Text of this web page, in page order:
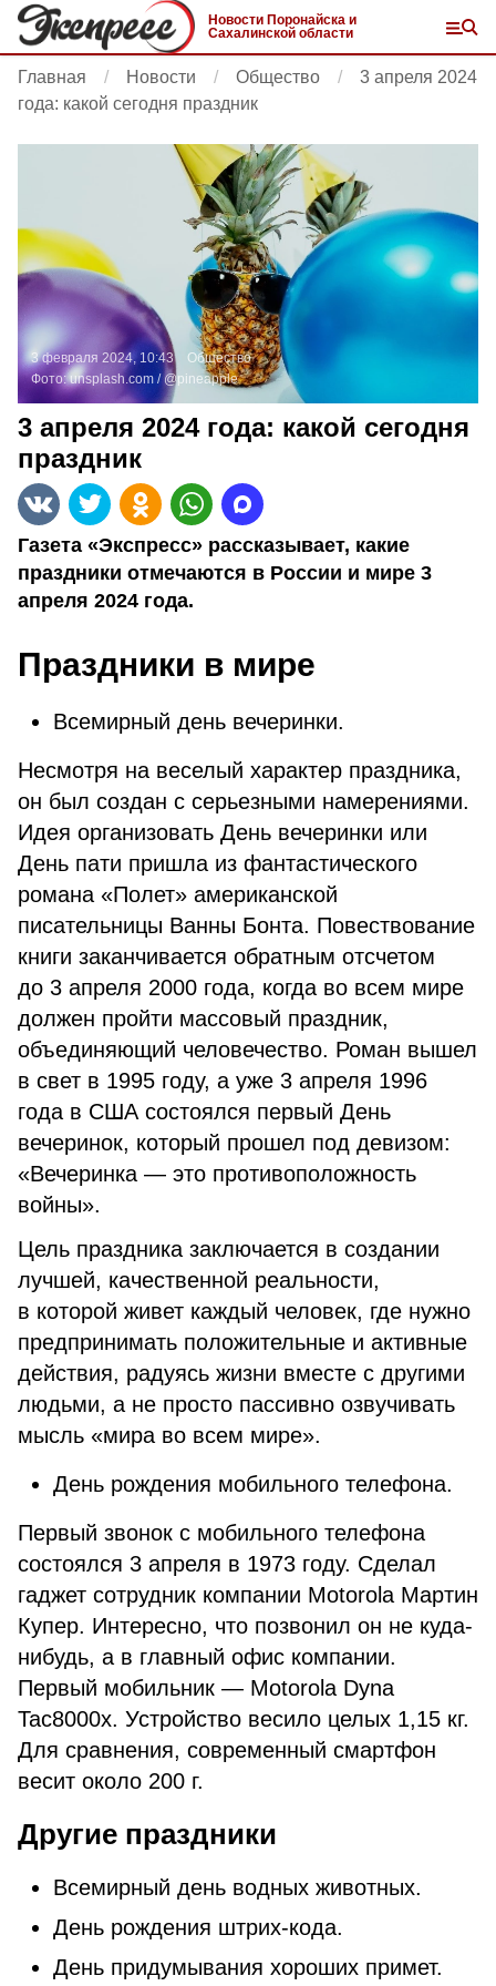
Новости Поронайска и
Сахалинской области
Главная Новости Общество
3 апреля 2024
года: какой сегодня праздник
3 февраля 2024, 10:43
Общество
Фото:unsplash.com / @pineapple
3 апреля 2024 года: какой сегодня
праздник
Газета «Экспресс» рассказывает, какие
праздники отмечаются в России и мире 3
апреля 2024 года.
Праздники в мире
Всемирный день вечеринки.
Несмотря на веселый характер праздника,
он был создан с серьезными намерениями.
Идея организовать День вечеринки или
День пати пришла из фантастического
романа «Полет» американской
писательницы Ванны Бонта. Повествование
книги заканчивается обратным отсчетом
до 3 апреля 2000 года, когда во всем мире
должен пройти массовый праздник,
объединяющий человечество. Роман вышел
в свет в 1995 году, а уже 3 апреля 1996
года в США состоялся первый День
вечеринок, который прошел под девизом:
«Вечеринка — это противоположность
войны».
Цель праздника заключается в создании
лучшей, качественной реальности,
в которой живет каждый человек, где нужно
предпринимать положительные и активные
действия, радуясь жизни вместе с другими
людьми, а не просто пассивно озвучивать
мысль «мира во всем мире».
День рождения мобильного телефона.
Первый звонок с мобильного телефона
состоялся 3 апреля в 1973 году. Сделал
гаджет сотрудник компании Motorola Мартин
Купер. Интересно, что позвонил он не куда-
нибудь, а в главный офис компании.
Первый мобильник — Motorola Dyna
Tac8000x. Устройство весило целых 1,15 кг.
Для сравнения, современный смартфон
весит около 200 г.
Другие праздники
Всемирный день водных животных.
День рождения штрих-кода.
День придумывания хороших примет.